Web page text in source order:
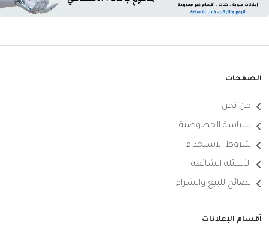
الصفحات
من نحن
سياسة الخصوصية
شروط الاستخدام
الأسئلة الشائعة
نصائح للبيع والشراء
أقسام الإعلانات